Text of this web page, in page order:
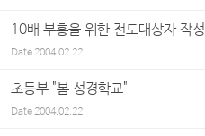
10배 부흥을 위한 전도대상자 작성
Date2004.02.22
초등부 "봄 성경학교"
Date2004.02.22